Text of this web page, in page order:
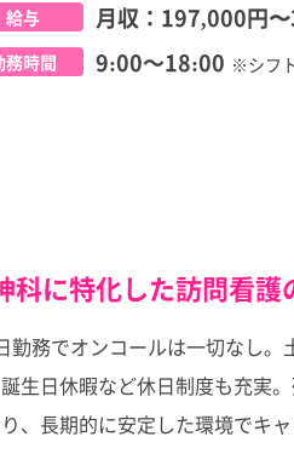
給与 月収： 197,000円〜
務時間
9:00～18:00 ※シフ
科に特化した訪問看護
勤務でオンコールは一切なし
生日休暇など休日制度も充実
、長期的に安定した環境でキ